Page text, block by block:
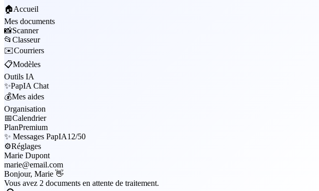
🏠Accueil
Mes documents
📸Scanner
📂 Classeur
✉️Courriers
📋Modèles
Outils IA
✨PapIA Chat
💰Mes aides
Organisation
📅Calendrier
PlanPremium
✨ Messages PapIA12/50
⚙️Réglages
Marie Dupont
marie@email.com
Bonjour, Marie 👋
Vous avez 2 documents en attente de traitement.